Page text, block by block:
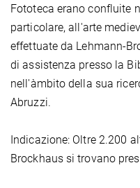
Fototeca erano confluite
particolare, all'arte
effettuate da Lehmann-
di assistenza presso la
nell'àmbito della sua
Abruzzi.
Indicazione: Oltre 2.200
Brockhaus si trovano